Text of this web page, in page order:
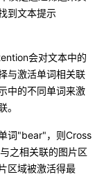
到文本提示
会对文本中的
与激活单词相关联
中的不同单词来激
。
词"bear"，则Cross
之相关联的图片区
区域被激活得最